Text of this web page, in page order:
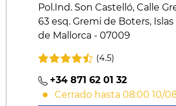
Pol.Ind. Son Castelló, Calle
63 esq. Gremi de Boters,
de Mallorca - 07009
(4.5)
+34 871 62 01 32
Cerrado hasta 08:00 10/